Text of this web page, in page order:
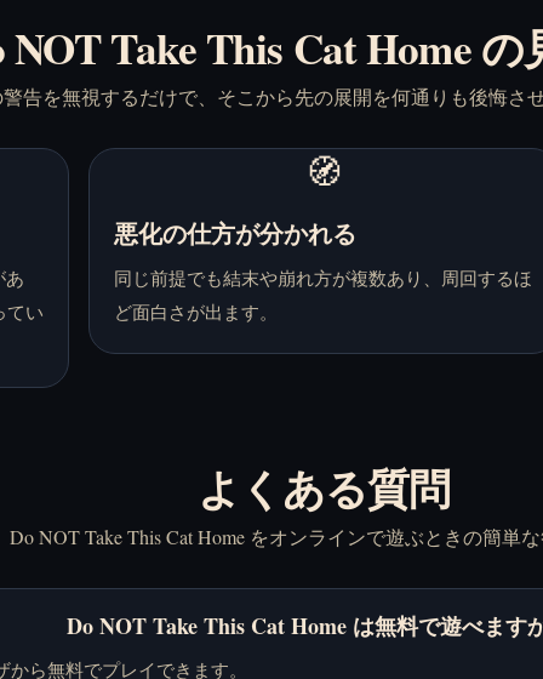
NOT Take This Cat Home
告を無視するだけで、そこから先の展開を何通りも後悔さ
あ
てい
🧭
悪化の仕方が分かれる
同じ前提でも結末や崩れ方が複数あり、周回するほ
ど面白さが出ます。
よくある質問
Do NOT Take This Cat Home をオンラインで遊ぶときの簡単
Do NOT Take This Cat Home は無料で遊べます
ら無料でプレイできます。